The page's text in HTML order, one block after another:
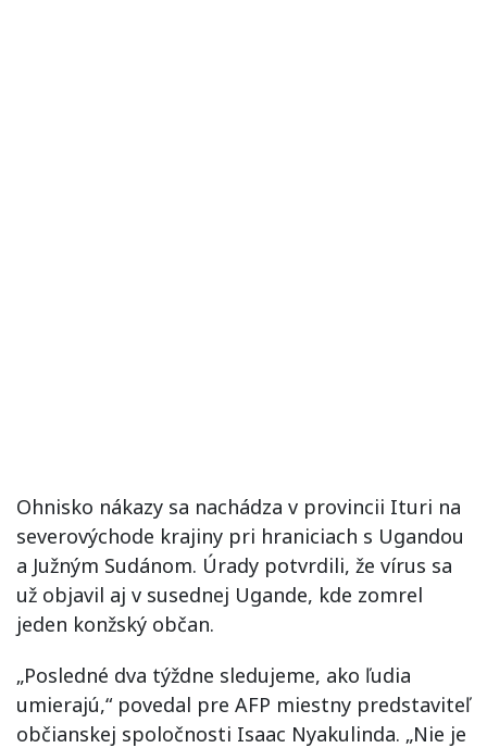
Ohnisko nákazy sa nachádza v provincii Ituri na
severovýchode krajiny pri hraniciach s Ugandou
a Južným Sudánom. Úrady potvrdili, že vírus sa
už objavil aj v susednej Ugande, kde zomrel
jeden konžský občan.
„Posledné dva týždne sledujeme, ako ľudia
umierajú,“ povedal pre AFP miestny predstaviteľ
občianskej spoločnosti Isaac Nyakulinda. „Nie je